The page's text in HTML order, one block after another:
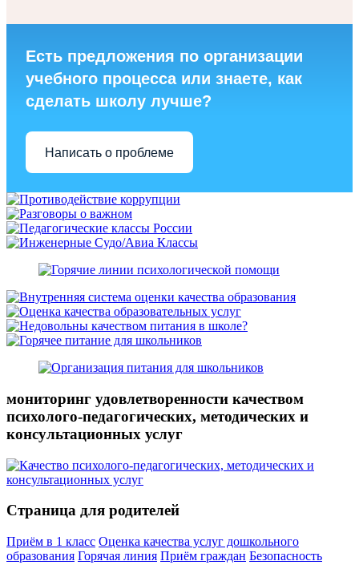
Есть предложения по организации
учебного процесса или знаете, как
сделать школу лучше?
Написать о проблеме
мониторинг удовлетворенности качеством
психолого-педагогических, методических и
консультационных услуг
Страница для родителей
Приём в 1 класс Оценка качества услуг дошкольного
образования Горячая линия Приём граждан Безопасность